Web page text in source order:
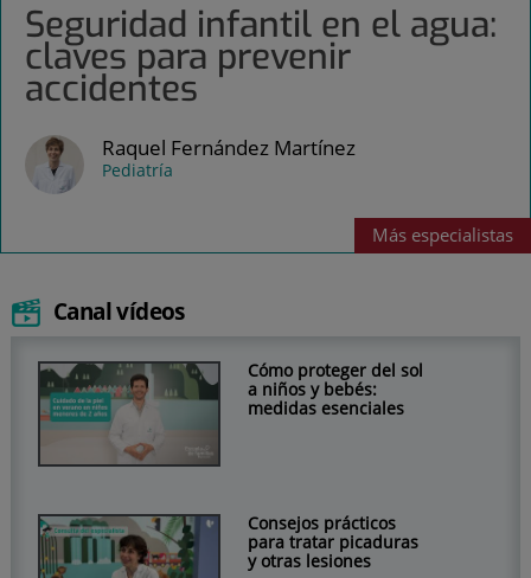
Seguridad infantil en el agua:
claves para prevenir
accidentes
Raquel Fernández Martínez
Pediatría
Más especialistas
Canal vídeos
Cómo proteger del sol
a niños y bebés:
medidas esenciales
Consejos prácticos
para tratar picaduras
y otras lesiones